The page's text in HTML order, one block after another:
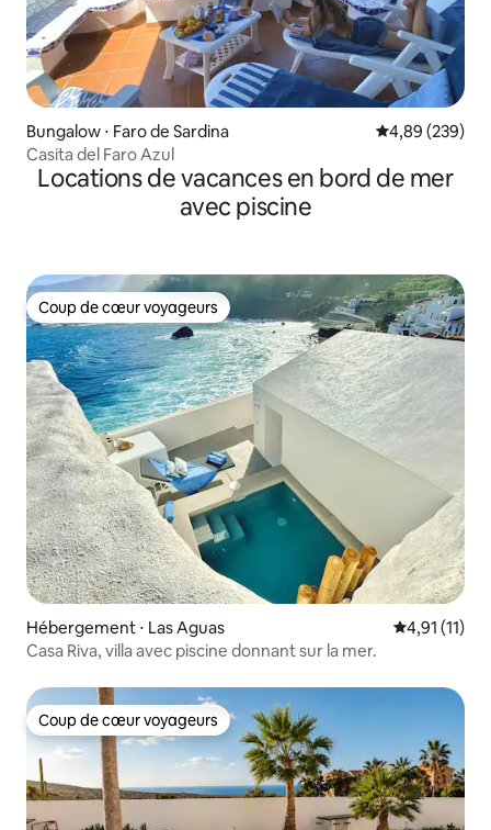
Bungalow ⋅ Faro de Sardina Évaluation
4,89 (239)
Casita del Faro Azul
Locations de vacances en bord de mer
avec piscine
Coup de cœur voyageurs
Coup de cœur voyageurs
Hébergement ⋅ Las Aguas Évaluation
4,91 (11)
Casa Riva, villa avec piscine donnant sur la mer.
Coup de cœur voyageurs
Coup de cœur voyageurs